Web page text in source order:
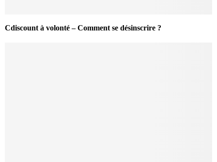
Cdiscount à volonté – Comment se désinscrire ?